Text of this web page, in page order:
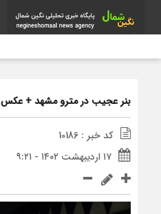
بنر عجیب در مترو مشهد + عکس
کد خبر : 10186
۱۷ اردیبهشت ۱۴۰۲ - ۹:۲۱